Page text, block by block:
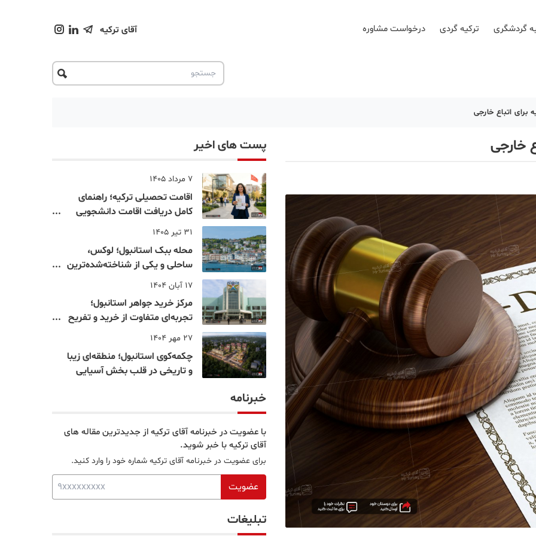
گردشگری ترکیه گردی درخواست مشاوره آقای ترکیه
برای اتباع خارجی
خارجی پست های اخیر
7 مرداد 1405
اقامت تحصیلی ترکیه؛ راهنمای
کامل دریافت اقامت دانشجویی
ترکیه در سال ۲۰۲۶
31 تیر 1405
محله ببک استانبول؛ لوکس،
ساحلی و یکی از شناخته‌شده‌ترین
نقاط بسفر
17 آبان 1404
مرکز خرید جواهر استانبول؛
تجربه‌ای متفاوت از خرید و تفریح
در قلب استانبول
27 مهر 1404
چکمه‌کوی استانبول؛ منطقه‌ای زیبا
و تاریخی در قلب بخش آسیایی
خبرنامه
با عضویت در خبرنامه آقای ترکیه از جدیدترین مقاله های
آقای ترکیه با خبر شوید.
برای عضویت در خبرنامه آقای ترکیه شماره خود را وارد کنید.
عضویت
تبلیغات